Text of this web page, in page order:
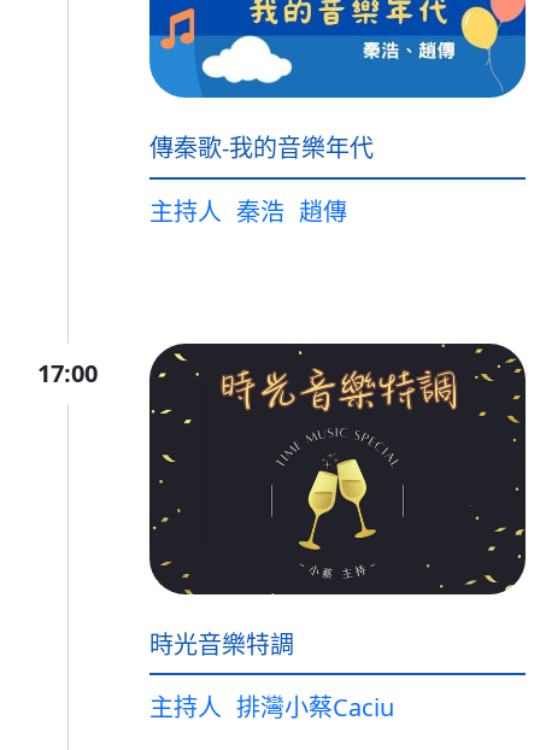
傳秦歌-我的音樂年代
主持人 秦浩 趙傳
17:00
時光音樂特調
主持人 排灣小蔡Caciu